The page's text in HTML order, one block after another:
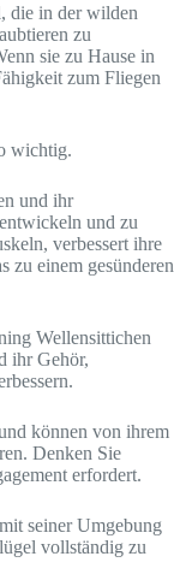
die in der wilden
zu
sie zu Hause in
zum Fliegen
wichtig.
und ihr
und zu
verbessert ihre
zu einem gesünderen
Wellensittichen
ihr Gehör,
können von ihrem
Denken Sie
erfordert.
seiner Umgebung
vollständig zu